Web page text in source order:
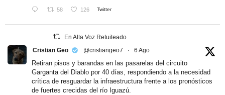
58 126 Twitter
En Alta Voz Retuiteado
Cristian Geo
@cristiangeo7 · 6 Ago
Retiran pisos y barandas en las pasarelas del circuito
Garganta del Diablo por 40 días, respondiendo a la necesidad
crítica de resguardar la infraestructura frente a los pronósticos
de fuertes crecidas del río Iguazú.